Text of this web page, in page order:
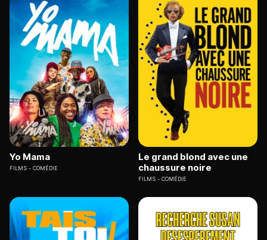
Yo Mama
FILMS COMÉDIE
Le grand blond avec une
chaussure noire
FILMS COMÉDIE